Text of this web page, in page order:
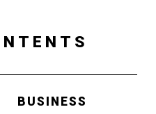
BUSINESS